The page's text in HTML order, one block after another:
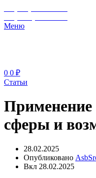
Меню
0 0 ₽
Статьи
Применение
сферы и
28.02.2025
Опубликовано
Вкл 28.02.2025